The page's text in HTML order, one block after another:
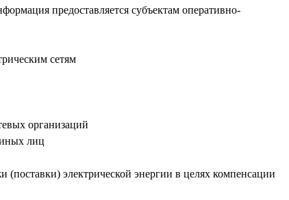
предоставляется субъектам оперативно-
сетям
организаций
лиц
электрической энергии в целях компенсации